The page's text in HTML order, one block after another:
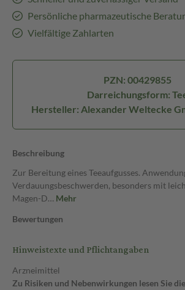
Persönliche pharmazeutische
Vielfältige Zahlarten
PZN: 00429855
Darreichungsform:
Hersteller: Alexander Weltecke
Beschreibung
Zur Bereitung eines Teeaufgusses.
Verdauungsbeschwerden, besonders mit
Magen-D… Mehr
Bewertungen
Hinweistexte und Pflichtangaben
Arzneimittel
Zu Risiken und Nebenwirkungen lesen Sie